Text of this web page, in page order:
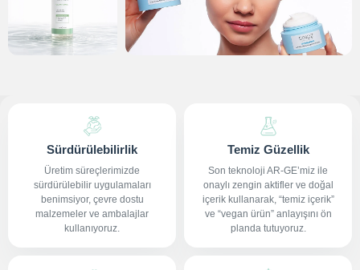
Sürdürülebilirlik
Üretim süreçlerimizde
sürdürülebilir uygulamaları
benimsiyor, çevre dostu
malzemeler ve ambalajlar
kullanıyoruz.
Temiz Güzellik
Son teknoloji AR-GE’miz ile
onaylı zengin aktifler ve doğal
içerik kullanarak, “temiz içerik”
ve “vegan ürün” anlayışını ön
planda tutuyoruz.